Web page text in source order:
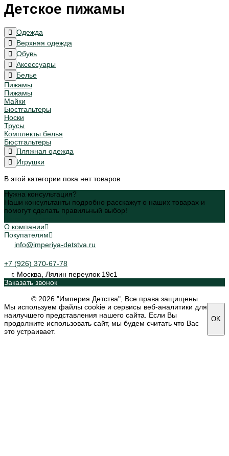
Детское пижамы
Одежда
Верхняя одежда
Обувь
Аксессуары
Белье
Пижамы
Пижамы
Майки
Бюстгальтеры
Носки
Трусы
Комплекты белья
Бюстгальтеры
Пляжная одежда
Игрушки
В этой категории пока нет товаров
Нужна консультация?
Наши консультанты подробно расскажут о наших товарах и
помогут сделать правильный выбор!
О компании
Покупателям
info@imperiya-detstva.ru
+7 (926) 370-67-78
г. Москва, Лялин переулок 19с1
Заказать звонок
© 2026 "Империя Детства", Все права защищены
Мы используем файлы cookie и сервисы веб-аналитики для
наилучшего представления нашего сайта. Если Вы
продолжите использовать сайт, мы будем считать что Вас
это устраивает.
OK